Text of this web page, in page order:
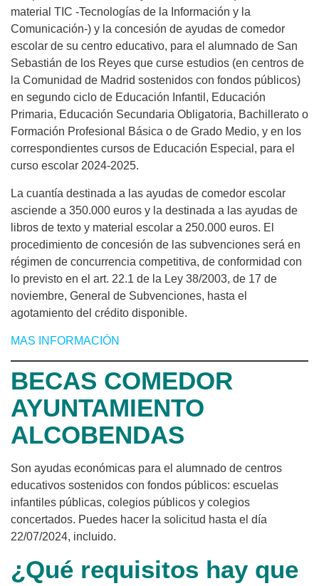
material TIC -Tecnologías de la Información y la
Comunicación-) y la concesión de ayudas de comedor
escolar de su centro educativo, para el alumnado de San
Sebastián de los Reyes que curse estudios (en centros de
la Comunidad de Madrid sostenidos con fondos públicos)
en segundo ciclo de Educación Infantil, Educación
Primaria, Educación Secundaria Obligatoria, Bachillerato o
Formación Profesional Básica o de Grado Medio, y en los
correspondientes cursos de Educación Especial, para el
curso escolar 2024-2025.
La cuantía destinada a las ayudas de comedor escolar
asciende a 350.000 euros y la destinada a las ayudas de
libros de texto y material escolar a 250.000 euros. El
procedimiento de concesión de las subvenciones será en
régimen de concurrencia competitiva, de conformidad con
lo previsto en el art. 22.1 de la Ley 38/2003, de 17 de
noviembre, General de Subvenciones, hasta el
agotamiento del crédito disponible.
MAS INFORMACIÓN
BECAS COMEDOR
AYUNTAMIENTO
ALCOBENDAS
Son ayudas económicas para el alumnado de centros
educativos sostenidos con fondos públicos: escuelas
infantiles públicas, colegios públicos y colegios
concertados. Puedes hacer la solicitud hasta el día
22/07/2024, incluido.
¿Qué requisitos hay que